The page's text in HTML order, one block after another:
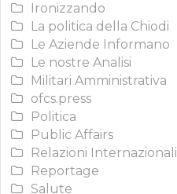
Ironizzando
La politica della Chiodi
Le Aziende Informano
Le nostre Analisi
Militari Amministrativa
ofcs.press
Politica
Public Affairs
Relazioni Internazionali
Reportage
Salute